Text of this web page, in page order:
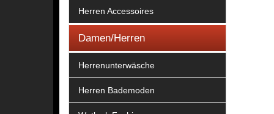
Herren Accessoires
Damen/Herren
Herrenunterwäsche
Herren Bademoden